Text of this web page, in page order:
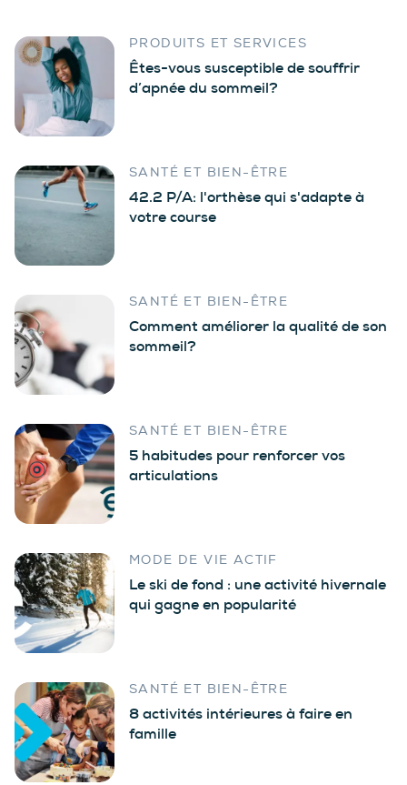
PRODUITS ET SERVICES
Êtes-vous susceptible de souffrir
d’apnée du sommeil?
SANTÉ ET BIEN-ÊTRE
42.2 P/A: l'orthèse qui s'adapte à
votre course
SANTÉ ET BIEN-ÊTRE
Comment améliorer la qualité de son
sommeil?
SANTÉ ET BIEN-ÊTRE
5 habitudes pour renforcer vos
articulations
MODE DE VIE ACTIF
Le ski de fond : une activité hivernale
qui gagne en popularité
SANTÉ ET BIEN-ÊTRE
8 activités intérieures à faire en
famille